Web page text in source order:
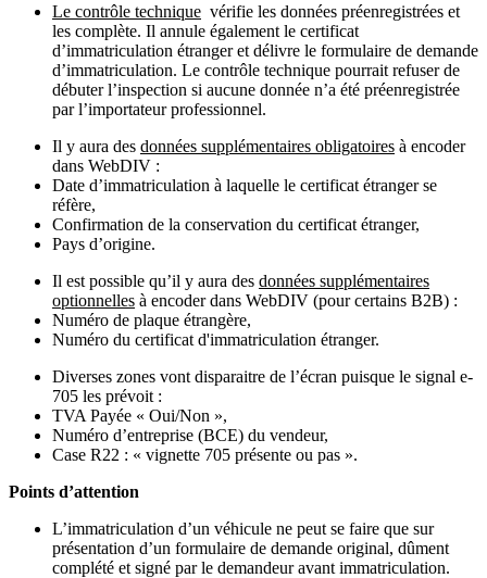
Le contrôle technique vérifie les données préenregistrées et
les complète. Il annule également le certificat
d’immatriculation étranger et délivre le formulaire de demande
d’immatriculation. Le contrôle technique pourrait refuser de
débuter l’inspection si aucune donnée n’a été préenregistrée
par l’importateur professionnel.
Il y aura des données supplémentaires obligatoires à encoder
dans WebDIV :
Date d’immatriculation à laquelle le certificat étranger se
réfère,
Confirmation de la conservation du certificat étranger,
Pays d’origine.
Il est possible qu’il y aura des données supplémentaires
optionnelles à encoder dans WebDIV (pour certains B2B) :
Numéro de plaque étrangère,
Numéro du certificat d'immatriculation étranger.
Diverses zones vont disparaitre de l’écran puisque le signal e-
705 les prévoit :
TVA Payée « Oui/Non »,
Numéro d’entreprise (BCE) du vendeur,
Case R22 : « vignette 705 présente ou pas ».
Points d’attention
L’immatriculation d’un véhicule ne peut se faire que sur
présentation d’un formulaire de demande original, dûment
complété et signé par le demandeur avant immatriculation.